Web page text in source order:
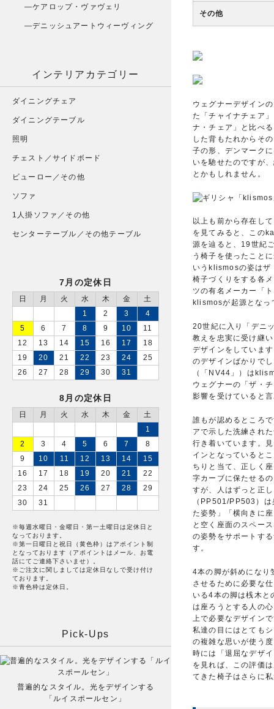
その他
ウェグナーデザイン
た「チャイナチェア
ナ・チェア」と比べ
した背もたれからそ
子の形、デンマーク
いを馳せたのですが
とかもしれません。
以上も前から存在し
を見てみると、この
源を辿ると、19世紀
う椅子を使ったこと
いうklismosの姿はザ
椅子づくりをする各
ツの有名メーカー「
klismosが起源となっ
20世紀に入り「デニ
教えを忠実に受け継
デザインをしていま
のデザインばかりで
（「NV44」）は
ウェグナーの「ザ・
影響を受けていると
誰もが認めるところ
アで示した洗練され
行き着いています。
インとなっていると
ちりと当て、正しく
字カーブに保たせる
すが、人はずっと正
（PP501/PP503）
た姿勢」「横向きに
と空く座面のスペー
の姿勢をサポートす
す。
4本の脚が斜めになり
させるために必要な
いる4本の脚は桟木と
は座ろうとする人の
上で必要なデザイン
私達の目にはとても
の複雑な思いが使う
時には「退屈なデザ
を見れば、この評価
てきた椅子はさらに
ケアロップ・ヴァヴェリ
デニッシュアートウィーヴィング
インテリアカテゴリー
ダイニングチェア
ダイニングテーブル
照明
チェスト／サイドボード
ビューロー／その他
ソファ
1人掛ソファ／その他
センターテーブル／その他テーブル
7月の定休日
日 月 火 水 木 金
土
1
2 3
4
5
6 7 8 9 10
11
12
13 14 15 16 17
18
19
20 21 22 23 24
25
26
27 28 29 30 31
8月の定休日
日 月 火 水 木 金
土
1
2
3 4 5 6 7
8
9
10 11 12 13 14
15
16
17 18 19 20 21
22
23
24 25 26 27 28
29
30
31
※毎週水曜日・金曜日・第一土曜日は定休日と
なっております。
※第一日曜日と祝日（黄色枠）はアポイント制
となっております（アポイントはメール、お電
話にてご連絡下さいませ）。
※ご注文に関しましては定休日なしで受け付け
ております。
※青色枠は定休日。
Pick-Ups
普遍的なスタイル。光をデザインする
「ルイスポールセン」